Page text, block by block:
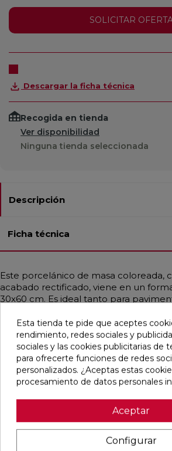
SOLICITAR
Descargar la ficha técnica
Recogida en tienda
Ver disponibilidad
Ninguna tienda seleccionada
Descripción
Ficha técnica
Este porcelánico de masa coloreada,
acabado rectificado, viene en un
30x60 cm. Es ideal tanto para
comerciales. Sus características
junto con su resistencia a ácidos y
duradero. Con un estilo
ambientes nórdicos y mediterráneos,
tonos antracita y taupe, ofreciendo
versátil para cualquier proyecto.
Pensamos que te
Esta tienda te pide que aceptes
rendimiento, redes sociales y
sociales y las cookies publicitarias de
para ofrecerte funciones de redes
personalizados. ¿Aceptas estas
procesamiento de datos personales
Aceptar
Configurar